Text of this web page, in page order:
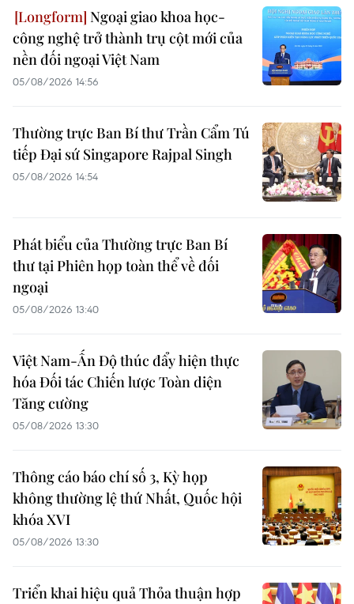
Ngoại giao khoa học-
công nghệ trở thành trụ cột mới của
nền đối ngoại Việt Nam
05/08/2026 14:56
Thường trực Ban Bí thư Trần Cẩm Tú
tiếp Đại sứ Singapore Rajpal Singh
05/08/2026 14:54
Phát biểu của Thường trực Ban Bí
thư tại Phiên họp toàn thể về đối
ngoại
05/08/2026 13:40
Việt Nam-Ấn Độ thúc đẩy hiện thực
hóa Đối tác Chiến lược Toàn diện
Tăng cường
05/08/2026 13:30
Thông cáo báo chí số 3, Kỳ họp
không thường lệ thứ Nhất, Quốc hội
khóa XVI
05/08/2026 13:30
Triển khai hiệu quả Thỏa thuận hợp